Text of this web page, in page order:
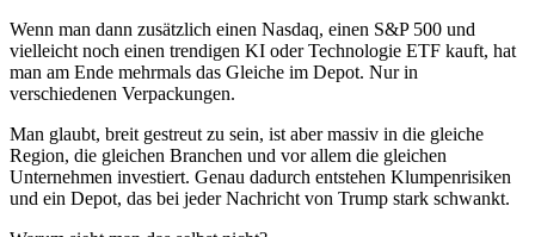
Wenn man dann zusätzlich einen Nasdaq, einen S&P 500 und
vielleicht noch einen trendigen KI oder Technologie ETF kauft, hat
man am Ende mehrmals das Gleiche im Depot. Nur in
verschiedenen Verpackungen.
Man glaubt, breit gestreut zu sein, ist aber massiv in die gleiche
Region, die gleichen Branchen und vor allem die gleichen
Unternehmen investiert. Genau dadurch entstehen Klumpenrisiken
und ein Depot, das bei jeder Nachricht von Trump stark schwankt.